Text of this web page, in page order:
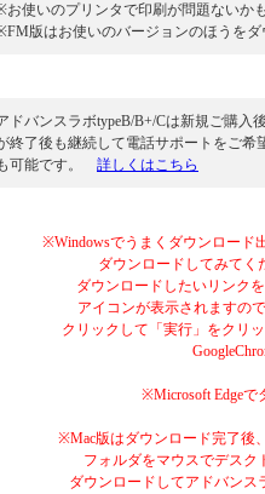
お使いのプリンタで印刷が問題ないか
版はお使いのバージョンのほうを
ドバンスラボtypeB/B+/Cは新規ご購
終了後も継続して電話サポートをご
可能です。 詳しくはこちら
※Windowsでうまくダウンロード
ダウンロードしてみてくだ
ダウンロードしたいリンクを
アイコンが表示されますので
クリックして「実行」をクリッ
※Microsoft Edgeで
※Mac版はダウンロード完了後
フォルダをマウスでデス
ダウンロードしてアドバン